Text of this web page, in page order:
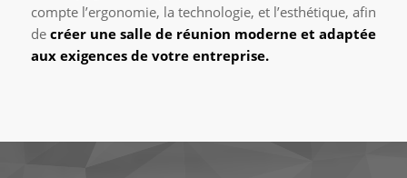
compte l’ergonomie, la technologie, et l’esthétique, afin
de créer une salle de réunion moderne et adaptée
aux exigences de votre entreprise.